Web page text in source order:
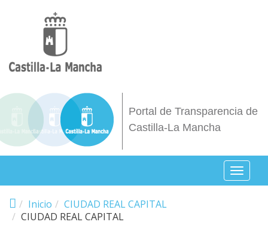
Portal de Transparencia de
Castilla-La Mancha
Toggle
Inicio
CIUDAD REAL CAPITAL
CIUDAD REAL CAPITAL